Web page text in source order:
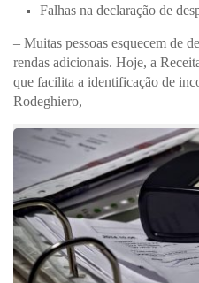
Falhas na declaração de
– Muitas pessoas esquecem de
rendas adicionais. Hoje, a
que facilita a identificação de
Rodeghiero,